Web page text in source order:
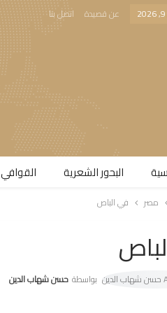
عن قصيدة اتصل بنا
البحور الشعرية​
مصر في الباص
بواسطة حسن شهاب الدين